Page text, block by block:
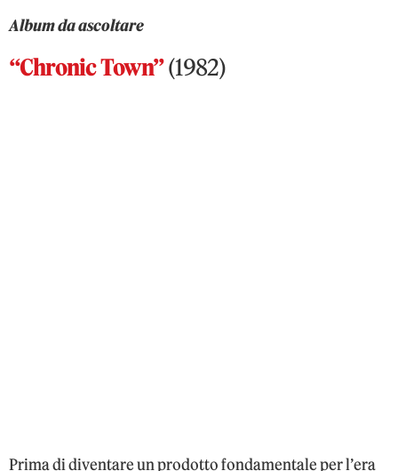
Album da ascoltare
“Chronic Town”(1982)
Prima di diventare un prodotto fondamentale per l’era